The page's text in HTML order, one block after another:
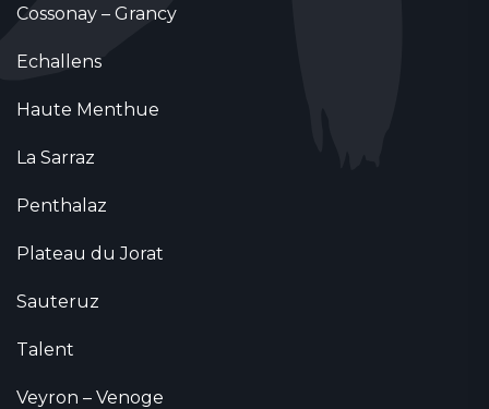
Cossonay – Grancy
Echallens
Haute Menthue
La Sarraz
Penthalaz
Plateau du Jorat
Sauteruz
Talent
Veyron – Venoge